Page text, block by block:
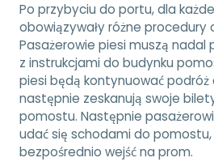
Po przybyciu do portu, dla
obowiązywały różne procedury
Pasażerowie piesi muszą
z instrukcjami do budynku
piesi będą kontynuować
następnie zeskanują swoje
pomostu. Następnie
udać się schodami do
bezpośrednio wejść na prom.